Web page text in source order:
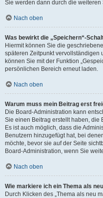
Sie werden dann durch die weiteren
Nach oben
Was bewirkt die „Speichern“-
Hiermit können Sie die
späteren Zeitpunkt vervollständigen
können Sie mit der Funktion
persönlichen Bereich erneut laden.
Nach oben
Warum muss mein Beitrag erst
Die Board-Administration kann
Sie einen Beitrag erstellt haben, die
Es ist auch möglich, dass die
Benutzern hinzugefügt hat, bei
möchte, bevor sie auf der Seite
Board-Administration, wenn Sie
Nach oben
Wie markiere ich ein Thema als
Durch Klicken des „Thema als neu